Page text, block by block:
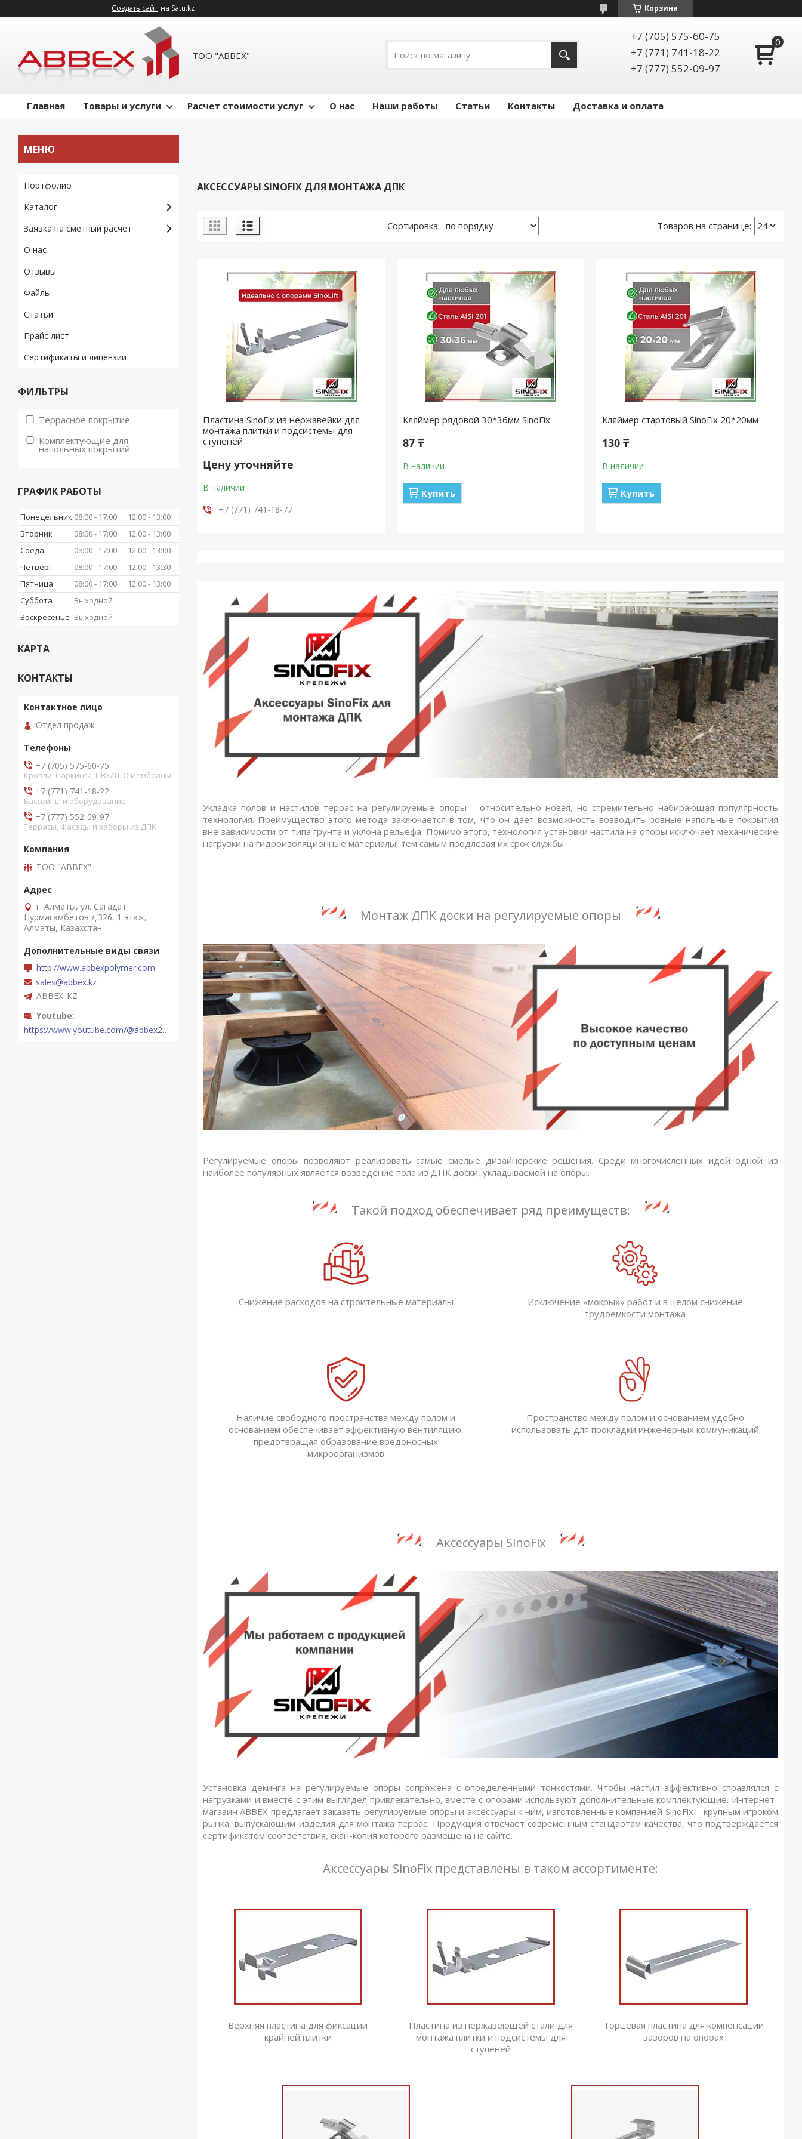
Создать сайт на Satu.kz Корзина
ТОО "ABBEX"
+7 (705) 575-60-75
+7 (771) 741-18-22
+7 (777) 552-09-97
Главная Товары и услуги Расчет стоимости услуг О нас Наши работы Статьи Контакты Доставка и оплата
АКСЕССУАРЫ SINOFIX ДЛЯ МОНТАЖА ДПК
Пластина SinoFix из нержавейки для
монтажа плитки и подсистемы для
ступеней
Цену уточняйте
В наличии
+7 (771) 741-18-77
Кляймер рядовой 30*36мм SinoFix
87 ₸
В наличии
Купить
Кляймер стартовый SinoFix 20*20мм
130 ₸
В наличии
Купить
Укладка полов и настилов террас на регулируемые опоры – относительно новая, но стремительно набирающая популярность
технология. Преимущество этого метода заключается в том, что он дает возможность возводить ровные напольные покрытия
вне зависимости от типа грунта и уклона рельефа. Помимо этого, технология установки настила на опоры исключает механические
нагрузки на гидроизоляционные материалы, тем самым продлевая их срок службы.
Монтаж ДПК доски на регулируемые опоры
Регулируемые опоры позволяют реализовать самые смелые дизайнерские решения. Среди многочисленных идей одной из
наиболее популярных является возведение пола из ДПК доски, укладываемой на опоры.
Такой подход обеспечивает ряд преимуществ:
Снижение расходов на строительные материалы
Исключение «мокрых» работ и в целом снижение
трудоемкости монтажа
Наличие свободного пространства между полом и
основанием обеспечивает эффективную вентиляцию,
предотвращая образование вредоносных
микроорганизмов
Пространство между полом и основанием удобно
использовать для прокладки инженерных коммуникаций
Аксессуары SinoFix
Установка декинга на регулируемые опоры сопряжена с определенными тонкостями. Чтобы настил эффективно справлялся с
нагрузками и вместе с этим выглядел привлекательно, вместе с опорами используют дополнительные комплектующие. Интернет-
магазин ABBEX предлагает заказать регулируемые опоры и аксессуары к ним, изготовленные компанией SinoFix – крупным игроком
рынка, выпускающим изделия для монтажа террас. Продукция отвечает современным стандартам качества, что подтверждается
сертификатом соответствия, скан-копия которого размещена на сайте.
Аксессуары SinoFix представлены в таком ассортименте:
Верхняя пластина для фиксации
крайней плитки
Пластина из нержавеющей стали для
монтажа плитки и подсистемы для
ступеней
Торцевая пластина для компенсации
зазоров на опорах
Портфолио
Каталог
Заявка на сметный расчёт
О нас
Отзывы
Файлы
Статьи
Прайс лист
Сертификаты и лицензии
ФИЛЬТРЫ
Террасное покрытие
Комплектующие для
напольных покрытий
ГРАФИК РАБОТЫ
Понедельник 08:00 17:00 12:00
13:00
Вторник
08:00 17:00 12:00
13:00
Среда
08:00 17:00 12:00
13:00
Четверг
08:00 17:00 12:00
13:30
Пятница
08:00 17:00 12:00
13:00
Суббота
Выходной
Воскресенье Выходной
КАРТА
КОНТАКТЫ
Отдел продаж
+7 (705) 575-60-75
Кровли, Паркинги, ПВХ/ТПО мембраны
+7 (771) 741-18-22
Бассейны и оборудование
+7 (777) 552-09-97
Террасы, Фасады и заборы из ДПК
ТОО "ABBEX"
г. Алматы, ул. Сагадат
Нурмагамбетов д.326, 1 этаж,
Алматы, Казахстан
http://www.abbexpolymer.com
sales@abbex.kz
ABBEX_KZ
Youtube
https://www.youtube.com/@abbex2289